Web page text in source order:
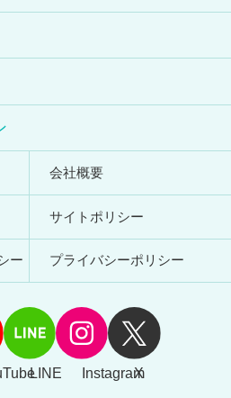
会社概要
サイトポリシー
ー プライバシーポリシー
LINE Instagram
X